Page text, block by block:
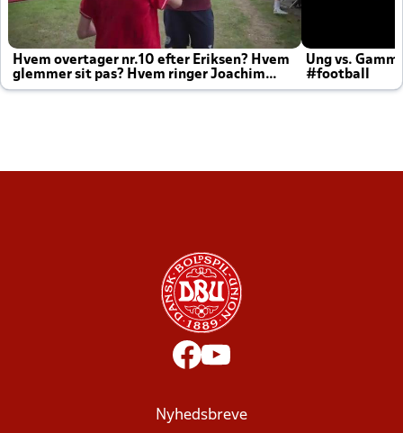
Hvem overtager nr.10 efter Eriksen? Hvem
glemmer sit pas? Hvem ringer Joachim
altid til efter kampe?
Ung vs.
#football
Nyhedsbreve